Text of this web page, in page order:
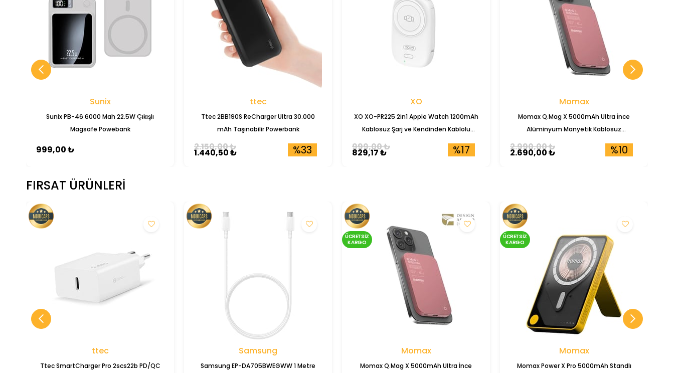
Sunix
Sunix PB-46 6000 Mah 22.5W Çıkışlı
Magsafe Powebank
999,00 ₺
ttec
Ttec 2BB190S ReCharger Ultra 30.000
mAh Taşınabilir Powerbank
%33
1.440,50 ₺
2.150,00 ₺
XO
XO XO-PR225 2in1 Apple Watch 1200mAh
Kablosuz Şarj ve Kendinden Kablolu
%17
829,17 ₺
999,00 ₺
Momax
Momax Q.Mag X 5000mAh Ultra İnce
Alüminyum Manyetik Kablosuz
%10
2.690,00 ₺
2.990,00 ₺
FIRSAT ÜRÜNLERI
ttec
Ttec SmartCharger Pro 2scs22b PD/QC
Samsung
Samsung EP-DA705BWEGWW 1 Metre
Momax
Momax Q.Mag X 5000mAh Ultra İnce
ÜCRETSIZ
KARGO
Momax
Momax Power X Pro 5000mAh Standlı
ÜCRETSIZ
KARGO